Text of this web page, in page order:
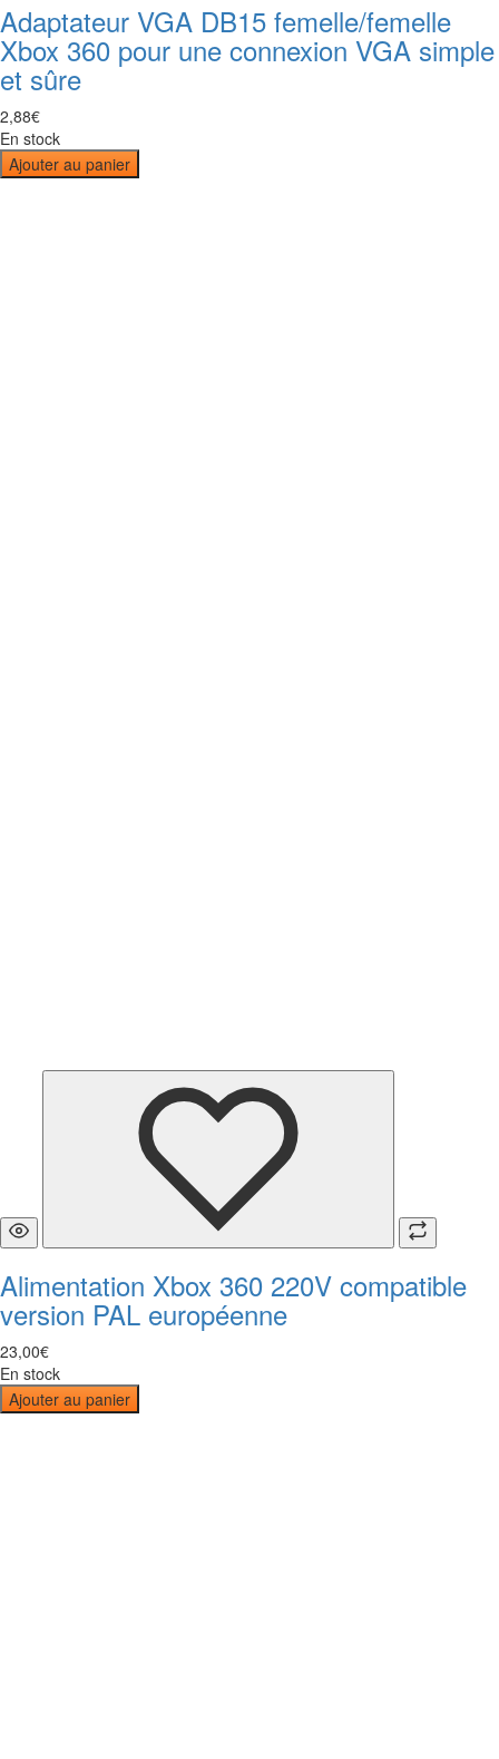
Adaptateur VGA DB15 femelle/femelle
Xbox 360 pour une connexion VGA simple
et sûre
2,88€
En stock
Ajouter au panier
Alimentation Xbox 360 220V compatible
version PAL européenne
23,00€
En stock
Ajouter au panier